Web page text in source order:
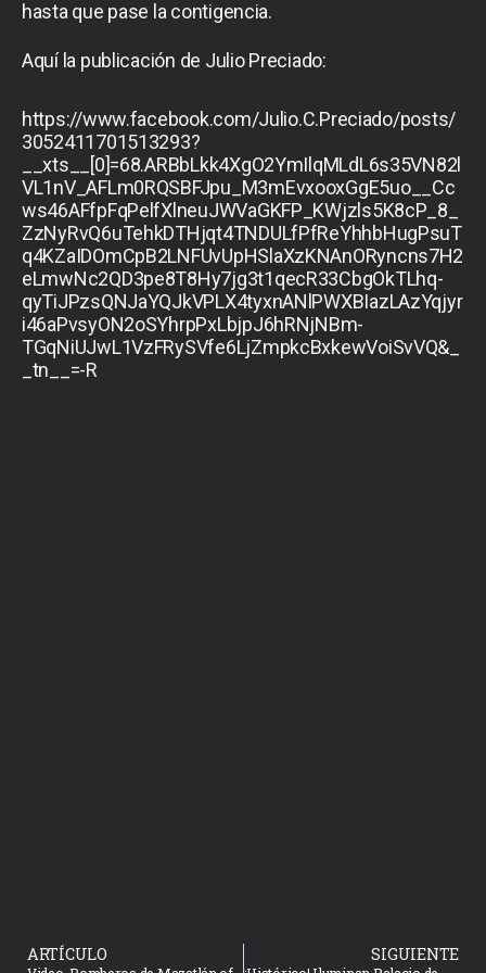
hasta que pase la contigencia.
Aquí la publicación de Julio Preciado:
https://www.facebook.com/Julio.C.Preciado/posts/
3052411701513293?
__xts__[0]=68.ARBbLkk4XgO2YmIlqMLdL6s35VN82l
VL1nV_AFLm0RQSBFJpu_M3mEvxooxGgE5uo__Cc
ws46AFfpFqPelfXlneuJWVaGKFP_KWjzls5K8cP_8_
ZzNyRvQ6uTehkDTHjqt4TNDULfPfReYhhbHugPsuT
q4KZaIDOmCpB2LNFUvUpHSlaXzKNAnORyncns7H2
eLmwNc2QD3pe8T8Hy7jg3t1qecR33CbgOkTLhq-
qyTiJPzsQNJaYQJkVPLX4tyxnANlPWXBIazLAzYqjyr
i46aPvsyON2oSYhrpPxLbjpJ6hRNjNBm-
TGqNiUJwL1VzFRySVfe6LjZmpkcBxkewVoiSvVQ&_
_tn__=-R
ARTÍCULO SIGUIENTE